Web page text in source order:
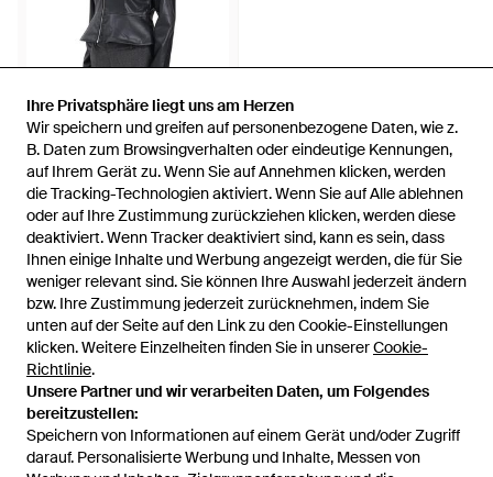
Ihre Privatsphäre liegt uns am Herzen
Wir speichern und greifen auf personenbezogene Daten, wie z.
B. Daten zum Browsingverhalten oder eindeutige Kennungen,
auf Ihrem Gerät zu. Wenn Sie auf Annehmen klicken, werden
die Tracking-Technologien aktiviert. Wenn Sie auf Alle ablehnen
oder auf Ihre Zustimmung zurückziehen klicken, werden diese
deaktiviert. Wenn Tracker deaktiviert sind, kann es sein, dass
Ihnen einige Inhalte und Werbung angezeigt werden, die für Sie
weniger relevant sind. Sie können Ihre Auswahl jederzeit ändern
bzw. Ihre Zustimmung jederzeit zurücknehmen, indem Sie
unten auf der Seite auf den Link zu den Cookie-Einstellungen
klicken. Weitere Einzelheiten finden Sie in unsererCookie-
Richtlinie.
Unsere Partner und wir verarbeiten Daten, um Folgendes
bereitzustellen:
Speichern von Informationen auf einem Gerät und/oder Zugriff
darauf. Personalisierte Werbung und Inhalte, Messen von
Ihre Privatsphäre liegt uns am Herzen
Wir speichern und greifen auf personenbezogene Daten, wie z.
B. Daten zum Browsingverhalten oder eindeutige Kennungen,
auf Ihrem Gerät zu. Wenn Sie auf Annehmen klicken, werden
die Tracking-Technologien aktiviert. Wenn Sie auf Alle ablehnen
oder auf Ihre Zustimmung zurückziehen klicken, werden diese
deaktiviert. Wenn Tracker deaktiviert sind, kann es sein, dass
Ihnen einige Inhalte und Werbung angezeigt werden, die für Sie
weniger relevant sind. Sie können Ihre Auswahl jederzeit ändern
bzw. Ihre Zustimmung jederzeit zurücknehmen, indem Sie
unten auf der Seite auf den Link zu den Cookie-Einstellungen
klicken. Weitere Einzelheiten finden Sie in unsererCookie-
Richtlinie.
Unsere Partner und wir verarbeiten Daten, um Folgendes
bereitzustellen:
Speichern von Informationen auf einem Gerät und/oder Zugriff
darauf. Personalisierte Werbung und Inhalte, Messen von
75,50 €70,50 €
Jacqueline De Yong
Kurze Jacke Aus Kunstleder -
Schwarz
VonMiinto
SALE